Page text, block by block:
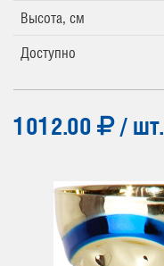
Высота, см
Доступно
1012.00 / шт.